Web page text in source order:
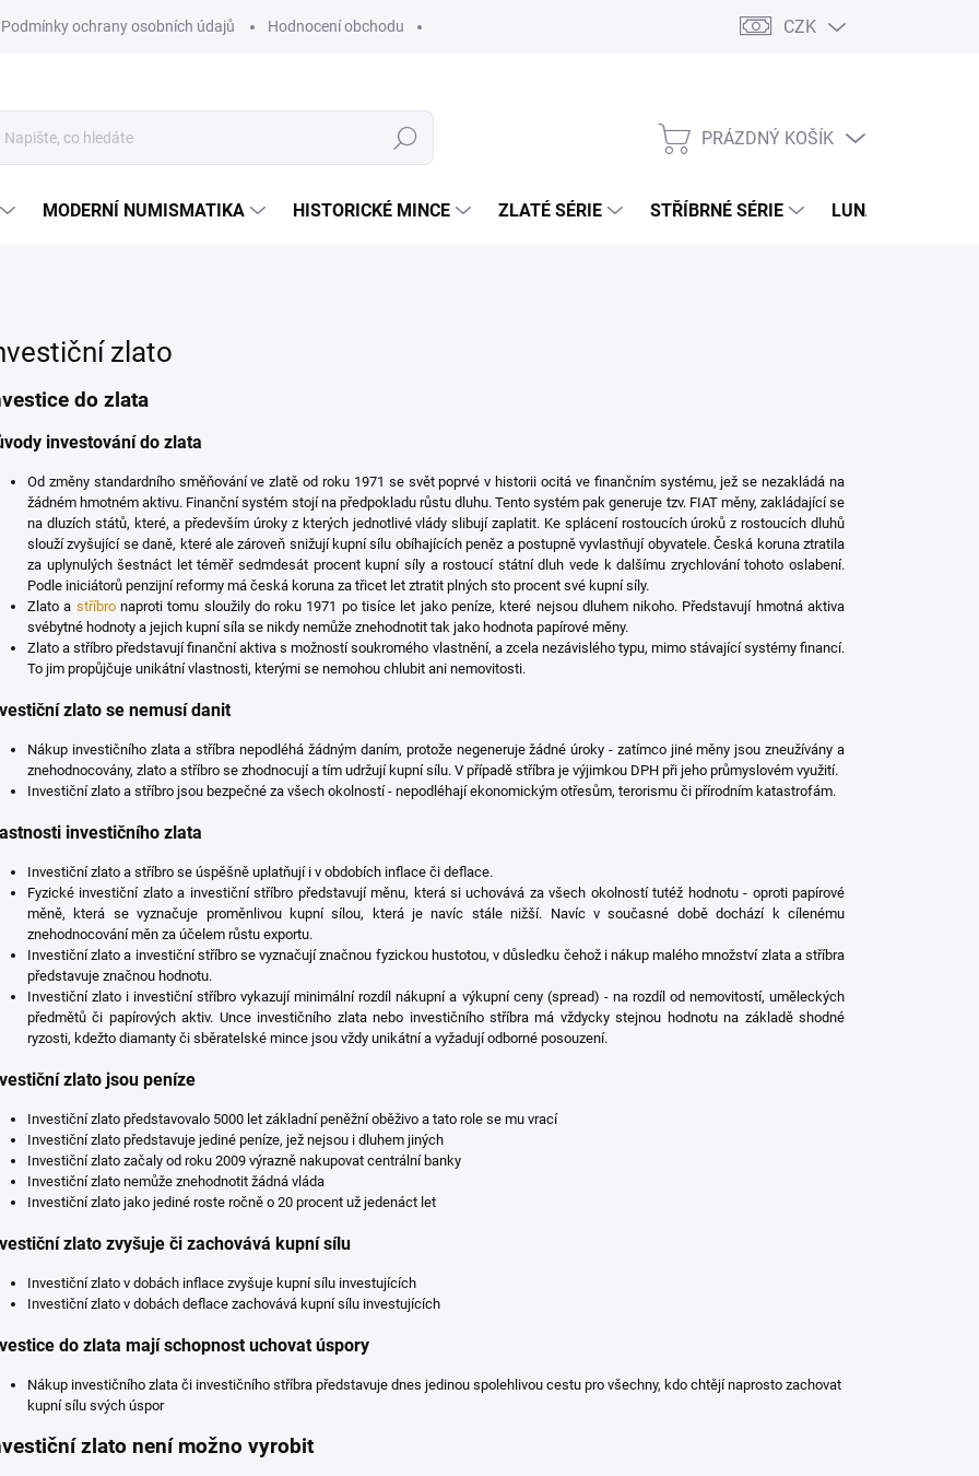
Podmínky ochrany osobních údajů Hodnocení obchodu CZK
Hledat
NÁKUPNÍ
PRÁZDNÝ KOŠÍK
MODERNÍ NUMISMATIKA HISTORICKÉ MINCE ZLATÉ SÉRIE STŘÍBRNÉ SÉRIE LUNÁRNÍ SÉRIE
zlato
do zlata
investování do zlata
Od změny standardního směňování ve zlatě od roku 1971 se svět poprvé v historii ocitá ve finančním systému, jež se nezakládá na
žádném hmotném aktivu. Finanční systém stojí na předpokladu růstu dluhu. Tento systém pak generuje tzv. FIAT měny, zakládající se
na dluzích států, které, a především úroky z kterých jednotlivé vlády slibují zaplatit. Ke splácení rostoucích úroků z rostoucích dluhů
slouží zvyšující se daně, které ale zároveň snižují kupní sílu obíhajících peněz a postupně vyvlastňují obyvatele. Česká koruna ztratila
za uplynulých šestnáct let téměř sedmdesát procent kupní síly a rostoucí státní dluh vede k dalšímu zrychlování tohoto oslabení.
Podle iniciátorů penzijní reformy má česká koruna za třicet let ztratit plných sto procent své kupní síly.
Zlato a stříbronaproti tomu sloužily do roku 1971 po tisíce let jako peníze, které nejsou dluhem nikoho. Představují hmotná aktiva
svébytné hodnoty a jejich kupní síla se nikdy nemůže znehodnotit tak jako hodnota papírové měny.
Zlato a stříbro představují finanční aktiva s možností soukromého vlastnění, a zcela nezávislého typu, mimo stávající systémy financí.
To jim propůjčuje unikátní vlastnosti, kterými se nemohou chlubit ani nemovitosti.
zlato se nemusí danit
Nákup investičního zlata a stříbra nepodléhá žádným daním, protože negeneruje žádné úroky - zatímco jiné měny jsou zneužívány a
znehodnocovány, zlato a stříbro se zhodnocují a tím udržují kupní sílu. V případě stříbra je výjimkou DPH při jeho průmyslovém využití.
Investiční zlato a stříbro jsou bezpečné za všech okolností - nepodléhají ekonomickým otřesům, terorismu či přírodním katastrofám.
investičního zlata
Investiční zlato a stříbro se úspěšně uplatňují i v obdobích inflace či deflace.
Fyzické investiční zlato a investiční stříbro představují měnu, která si uchovává za všech okolností tutéž hodnotu - oproti papírové
měně, která se vyznačuje proměnlivou kupní sílou, která je navíc stále nižší. Navíc v současné době dochází k cílenému
znehodnocování měn za účelem růstu exportu.
Investiční zlato a investiční stříbro se vyznačují značnou fyzickou hustotou, v důsledku čehož i nákup malého množství zlata a stříbra
představuje značnou hodnotu.
Investiční zlato i investiční stříbro vykazují minimální rozdíl nákupní a výkupní ceny (spread) - na rozdíl od nemovitostí, uměleckých
předmětů či papírových aktiv. Unce investičního zlata nebo investičního stříbra má vždycky stejnou hodnotu na základě shodné
ryzosti, kdežto diamanty či sběratelské mince jsou vždy unikátní a vyžadují odborné posouzení.
zlato jsou peníze
Investiční zlato představovalo 5000 let základní peněžní oběživo a tato role se mu vrací
Investiční zlato představuje jediné peníze, jež nejsou i dluhem jiných
Investiční zlato začaly od roku 2009 výrazně nakupovat centrální banky
Investiční zlato nemůže znehodnotit žádná vláda
Investiční zlato jako jediné roste ročně o 20 procent už jedenáct let
zlato zvyšuje či zachovává kupní sílu
Investiční zlato v dobách inflace zvyšuje kupní sílu investujících
Investiční zlato v dobách deflace zachovává kupní sílu investujících
do zlata mají schopnost uchovat úspory
Nákup investičního zlata či investičního stříbra představuje dnes jedinou spolehlivou cestu pro všechny, kdo chtějí naprosto zachovat
kupní sílu svých úspor
zlato není možno vyrobit